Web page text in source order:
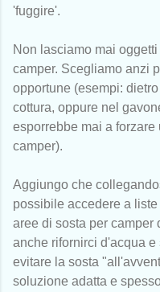
'fuggire'.
Non lasciamo mai
camper. Scegliamo anzi
opportune (esempi:
cottura, oppure nel
esporrebbe mai a
camper).
Aggiungo che
possibile accedere a
aree di sosta per camper
anche rifornirci d'acqua
evitare la sosta
soluzione adatta e